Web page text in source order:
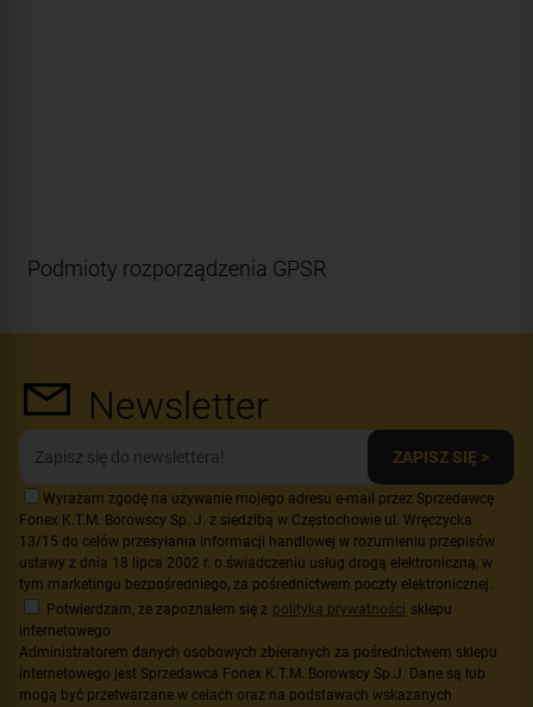
Podmioty rozporządzenia GPSR
Newsletter
ZAPISZ SIĘ >
Wyrażam zgodę na używanie mojego adresu e-mail przez Sprzedawcę
Fonex K.T.M. Borowscy Sp. J. z siedzibą w Częstochowie ul. Wręczycka
13/15 do celów przesyłania informacji handlowej w rozumieniu przepisów
ustawy z dnia 18 lipca 2002 r. o świadczeniu usług drogą elektroniczną, w
tym marketingu bezpośredniego, za pośrednictwem poczty elektronicznej.
Potwierdzam, że zapoznałem się z polityką prywatności sklepu
internetowego
Administratorem danych osobowych zbieranych za pośrednictwem sklepu
internetowego jest Sprzedawca Fonex K.T.M. Borowscy Sp.J. Dane są lub
mogą być przetwarzane w celach oraz na podstawach wskazanych